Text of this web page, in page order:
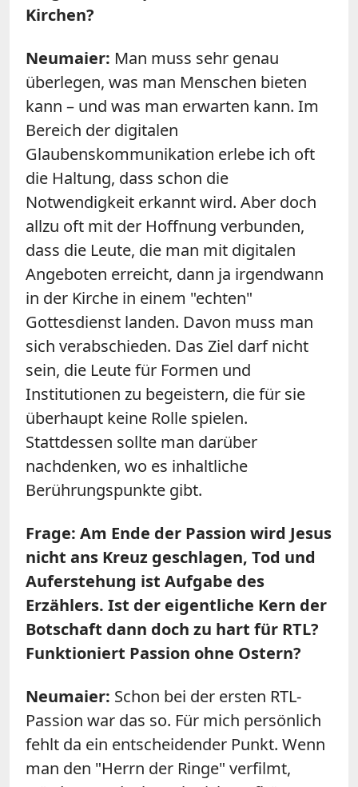
Kirchen?
Neumaier: Man muss sehr genau
überlegen, was man Menschen bieten
kann – und was man erwarten kann. Im
Bereich der digitalen
Glaubenskommunikation erlebe ich oft
die Haltung, dass schon die
Notwendigkeit erkannt wird. Aber doch
allzu oft mit der Hoffnung verbunden,
dass die Leute, die man mit digitalen
Angeboten erreicht, dann ja irgendwann
in der Kirche in einem "echten"
Gottesdienst landen. Davon muss man
sich verabschieden. Das Ziel darf nicht
sein, die Leute für Formen und
Institutionen zu begeistern, die für sie
überhaupt keine Rolle spielen.
Stattdessen sollte man darüber
nachdenken, wo es inhaltliche
Berührungspunkte gibt.
Frage: Am Ende der Passion wird Jesus
nicht ans Kreuz geschlagen, Tod und
Auferstehung ist Aufgabe des
Erzählers. Ist der eigentliche Kern der
Botschaft dann doch zu hart für RTL?
Funktioniert Passion ohne Ostern?
Neumaier: Schon bei der ersten RTL-
Passion war das so. Für mich persönlich
fehlt da ein entscheidender Punkt. Wenn
man den "Herrn der Ringe" verfilmt,